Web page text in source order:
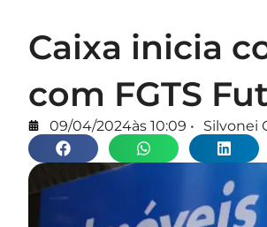
Caixa inicia
com FGTS
09/04/2024às 10:09 • Silvonei